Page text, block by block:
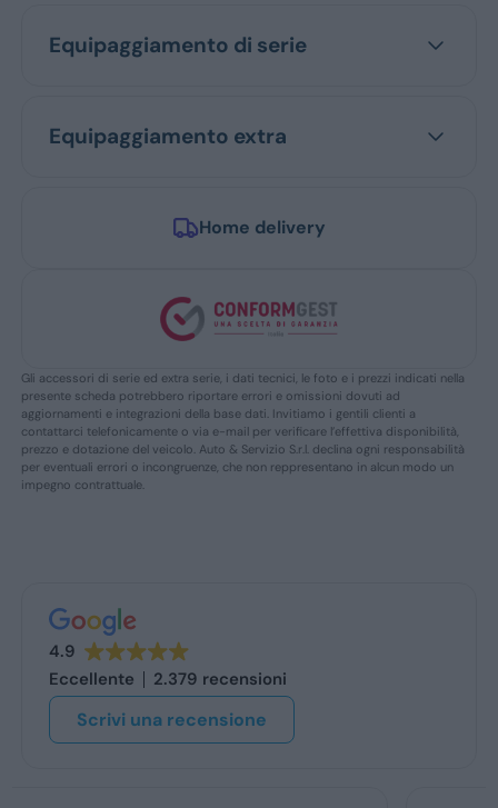
Equipaggiamento di serie
Equipaggiamento extra
Home delivery
Gli accessori di serie ed extra serie, i dati tecnici, le foto e i prezzi indicati nella
presente scheda potrebbero riportare errori e omissioni dovuti ad
aggiornamenti e integrazioni della base dati. Invitiamo i gentili clienti a
contattarci telefonicamente o via e-mail per verificare l’effettiva disponibilità,
prezzo e dotazione del veicolo. Auto & Servizio S.r.l. declina ogni responsabilità
per eventuali errori o incongruenze, che non reppresentano in alcun modo un
impegno contrattuale.
4.9
Eccellente
2.379 recensioni
Scrivi una recensione